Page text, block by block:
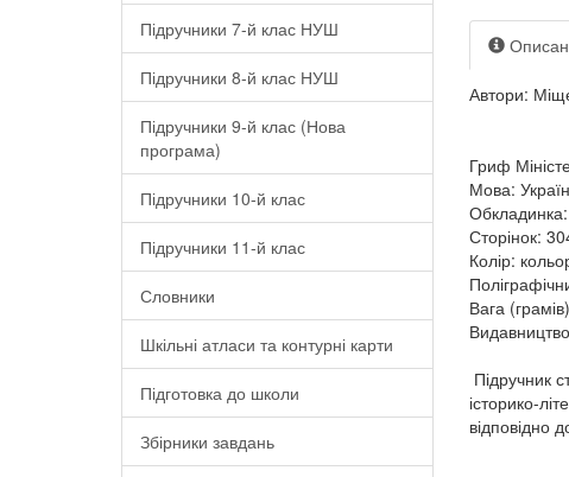
Підручники 7-й клас НУШ
Підручники 8-й клас НУШ
Підручники 9-й клас (Нова
програма)
Підручники 10-й клас
Підручники 11-й клас
Словники
Шкільні атласи та контурні карти
Підготовка до школи
Збірники завдань
Автори:
Гриф
Мова:
Сторінок:
Колір:
Вага
Підручник
історико-
відповідно